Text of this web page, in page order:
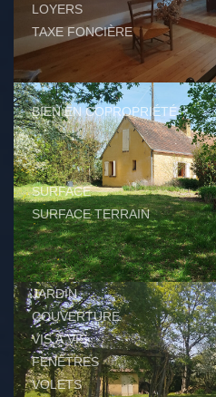
LOYERS
TAXE FONCIÈRE
COPROPRIÉTÉ
BIEN EN COPROPRIÉTÉ
SURFACES
SURFACE
SURFACE TERRAIN
EXTÉRIEUR
JARDIN
COUVERTURE
VIS À VIS
FENÊTRES
VOLETS